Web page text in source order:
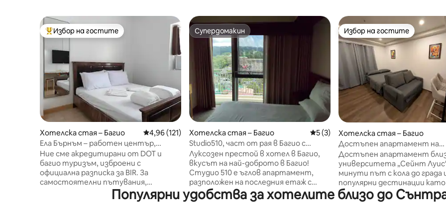
Най-популярен избор на гостите
Избор на гостите
Хотелска стая – Багио Средна оценка: 4,96 от 5, 121 отзива
4,96 (121)
Ела Бърнъм – работен център,
климатик, Netflix, LAN, UPS
Ние сме акредитирани от DOT и
багио туризъм, изброени с
официална разписка за BIR. За
самостоятелни пътувания,
пътувания на ръководители,
пътувания с приятели, работа от
Супердомакин
Супердомакин
Хотелска стая – Багио Средна оценка: 5 от 5, 3 отзива
5 (3)
Studio510, част от рая в Багио с
басейн и гледка
Луксозен престой в хотел в Багио,
вкусът на най-доброто в Багио!
Студио 510 е ъглов апартамент,
разположен на последния етаж с
асансьор. Той е модерен и има
западни стандарти, като се имат
Избор на гостите
Избор на гостите
Хотелска стая – Багио
Достъпен апартамент на
Honeymoon Road
Достъпен апартамент
университета „Сейнт
минути път с кола до града
популярни дестинации
Роуд, обществения пазар на
катедралата в Багио.
Популярни удобства за хотелите близо до